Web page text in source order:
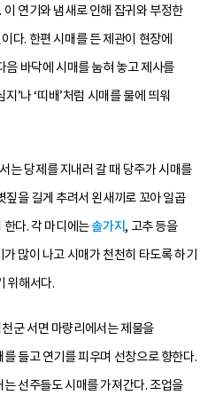
연기와 냄새로 인해 잡귀와 부정한
다. 한편 시매를 든 제관이 현장에
음 바닥에 시매를 눕혀 놓고 제사를
’나 ‘띠배’처럼 시매를 물에 띄워
는 당제를 지내러 갈 때 당주가 시매를
짚을 길게 추려서 왼새끼로 꼬아 일곱
다. 각 마디에는솔가지, 고추 등을
많이 나고 시매가 천천히 타도록 하기
위해서다.
군 서면 마량리에서는 제물을
들고 연기를 피우며 선창으로 향한다.
선주들도 시매를 가져간다. 조업을